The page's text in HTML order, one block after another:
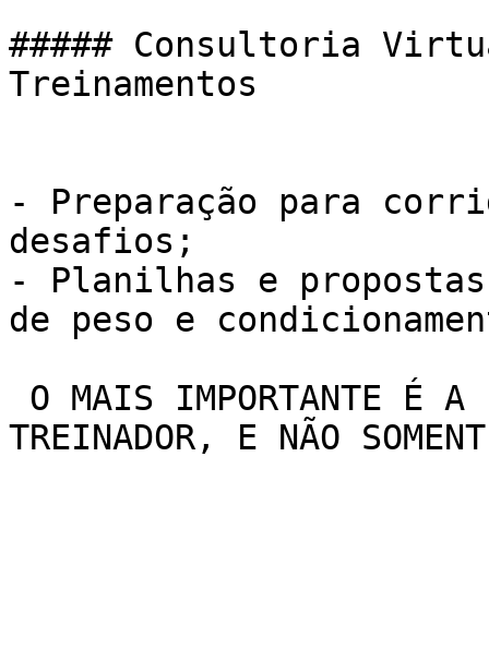
##### Consultoria
Treinamentos
- Preparação para
desafios;
- Planilhas e
de peso e
TREINADOR, E NÃO